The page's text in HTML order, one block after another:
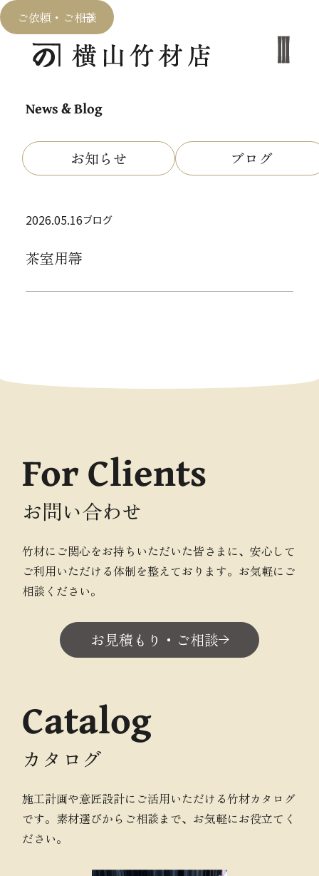
ご依頼・ご相談
News & Blog
お知らせ ブログ
2026.05.16ブログ
茶室用箒
For Clients
お問い合わせ
竹材にご関心をお持ちいただいた皆さまに、安心して
ご利用いただける体制を整えております。お気軽にご
相談ください。
お見積もり・ご相談
Catalog
カタログ
施工計画や意匠設計にご活用いただける竹材カタログ
です。素材選びからご相談まで、お気軽にお役立てく
ださい。